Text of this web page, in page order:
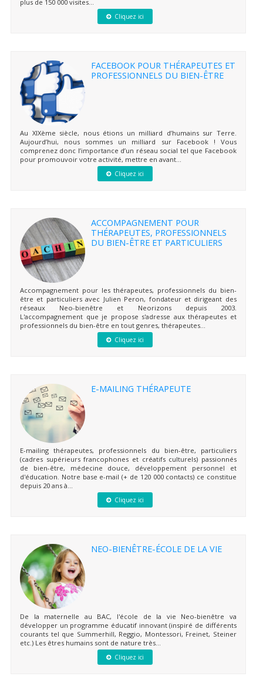
plus de 150 000 visites...
Cliquez ici
FACEBOOK POUR THÉRAPEUTES ET
PROFESSIONNELS DU BIEN-ÊTRE
Au XIXème siècle, nous étions un milliard d’humains sur Terre.
Aujourd’hui, nous sommes un milliard sur Facebook ! Vous
comprenez donc l’importance d’un réseau social tel que Facebook
pour promouvoir votre activité, mettre en avant...
Cliquez ici
ACCOMPAGNEMENT POUR
THÉRAPEUTES, PROFESSIONNELS
DU BIEN-ÊTRE ET PARTICULIERS
Accompagnement pour les thérapeutes, professionnels du bien-
être et particuliers avec Julien Peron, fondateur et dirigeant des
réseaux Neo-bienêtre et Neorizons depuis 2003.
L'accompagnement que je propose s'adresse aux thérapeutes et
professionnels du bien-être en tout genres, thérapeutes...
Cliquez ici
E-MAILING THÉRAPEUTE
E-mailing thérapeutes, professionnels du bien-être, particuliers
(cadres supérieurs francophones et créatifs culturels) passionnés
de bien-être, médecine douce, développement personnel et
d'éducation. Notre base e-mail (+ de 120 000 contacts) ce constitue
depuis 20 ans à...
Cliquez ici
NEO-BIENÊTRE-ÉCOLE DE LA VIE
De la maternelle au BAC, l'école de la vie Neo-bienêtre va
développer un programme éducatif innovant (inspiré de différents
courants tel que Summerhill, Reggio, Montessori, Freinet, Steiner
etc.) Les êtres humains sont de nature très...
Cliquez ici